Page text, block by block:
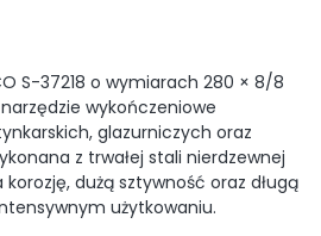
S-37218 o wymiarach 280 × 8/8
wykończeniowe
glazurniczych oraz
z trwałej stali nierdzewnej
dużą sztywność oraz długą
użytkowaniu.